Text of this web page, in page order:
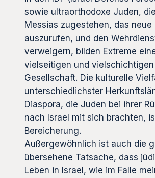
sowie ultraorthodoxe Juden,
Messias zugestehen, das neue
auszurufen, und den
verweigern, bilden Extreme
vielseitigen und vielschichtigen
Gesellschaft. Die kulturelle
unterschiedlichster
Diaspora, die Juden bei ihrer
nach Israel mit sich brachten,
Bereicherung.
Außergewöhnlich ist auch die
übersehene Tatsache, dass
Leben in Israel, wie im Falle